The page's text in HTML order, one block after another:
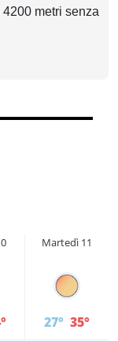
metri senza
Martedì 11
27° 35°